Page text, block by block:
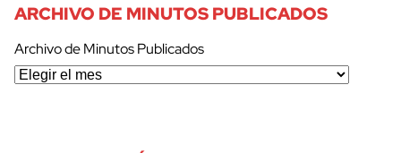
ARCHIVO DE MINUTOS PUBLICADOS
Archivo de Minutos Publicados